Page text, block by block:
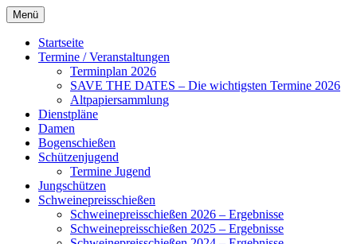
Zum
Inhalt
springen
Schützenverein Ahnsbeck
Ahnsbeck
Menü
Startseite
Termine / Veranstaltungen
Terminplan 2026
SAVE THE DATES – Die wichtigsten Termine 2026
Altpapiersammlung
Dienstpläne
Damen
Bogenschießen
Schützenjugend
Termine Jugend
Jungschützen
Schweinepreisschießen
Schweinepreisschießen 2026 – Ergebnisse
Schweinepreisschießen 2025 – Ergebnisse